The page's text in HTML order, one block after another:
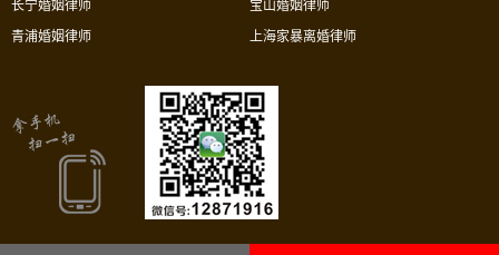
长宁婚姻律师
青浦婚姻律师
宝山婚姻律师
上海家暴离婚律师